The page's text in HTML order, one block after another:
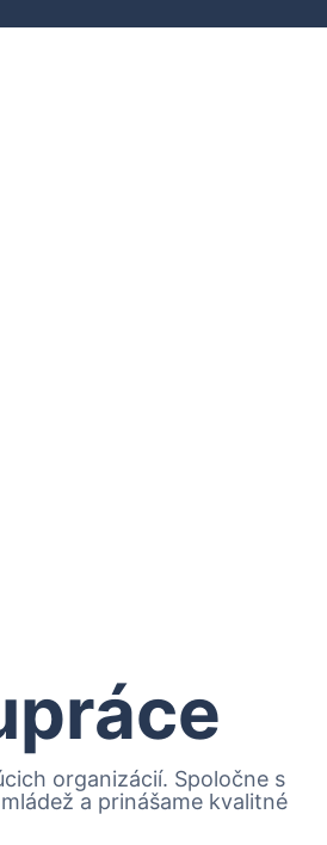
organizácií. Spoločne s
a prinášame kvalitné